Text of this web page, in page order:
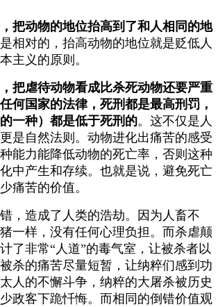
把动物的地位抬高到了和人相同的地
相对的，抬高动物的地位就是贬低人
主义的原则。
把虐待动物看成比杀死动物还要严重
何国家的法律，死刑都是最高刑罚，
一种）都是低于死刑的。这不仅是人
是自然法则。动物进化出痛苦的感受
能力能降低动物的死亡率，否则这种
中产生和存续。也就是说，避免死亡
痛苦的价值。
，造成了人类的浩劫。因为人畜不
一样，没有任何心理负担。而杀虐颠
了非常“人道”的毒气室，让被杀者以
杀的痛苦尽量短暂，让纳粹们感到功
人的不懈斗争，纳粹的大屠杀被历史
政客下跪忏悔。而相同的倒错价值观